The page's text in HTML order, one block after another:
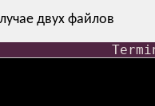
двух файлов